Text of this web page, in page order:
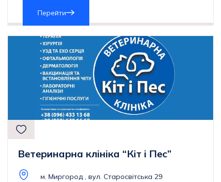
Перейти
Ветеринарна клініка “Кіт і Пес”
м. Миргород , вул. Старосвітська 29